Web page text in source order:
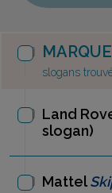
slogans
Land
slogan)
Mattel